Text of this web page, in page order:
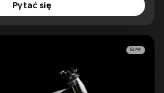
Pytać się
SM